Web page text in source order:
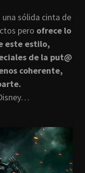
sólida cinta de
pero ofrece lo
este estilo,
de la put@
coherente,